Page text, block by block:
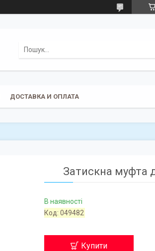
ДОСТАВКА И ОПЛАТА
Затискна муфта
В наявності
Код:049482
Купити